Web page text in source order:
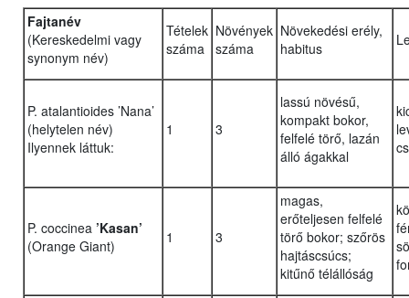
Fajtanév
(Kereskedelmi vagy
synonym név)
Tételek
száma
Növények
száma
Növekedési erély,
habitus
P. atalantioides ’Nana’
(helytelen név)
Ilyennek láttuk:
1 3
lassú növésű,
kompakt bokor,
felfelé törő, lazán
álló ágakkal
P. coccinea ’Kasan’
(Orange Giant)
1 3
magas,
erőteljesen felfelé
törő bokor; szőrös
hajtáscsúcs;
kitűnő télállóság